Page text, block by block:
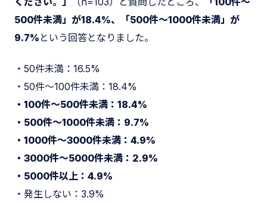
500件未満」が18.4%、「500件～1000件未満」が
9.7% という回答となりました。
・50件未満：16.5%
・50件～100件未満：18.4%
・100件～500件未満：18.4%
・500件～1000件未満：9.7%
・1000件～3000件未満：4.9%
・3000件～5000件未満：2.9%
・5000件以上：4.9%
・発生しない：3.9%